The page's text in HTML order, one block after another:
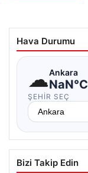
Hava Durumu
☁Ankara
NaN°C
ŞEHIR SEÇ
Bizi Takip Edin